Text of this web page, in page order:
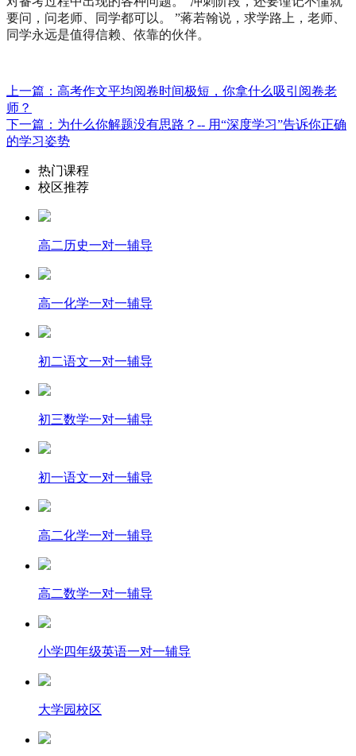
要问，问老师、同学都可以。 ”蒋若翰说，求学路上，老师、
同学永远是值得信赖、依靠的伙伴。
上一篇：高考作文平均阅卷时间极短，你拿什么吸引阅卷老
师？
下一篇：为什么你解题没有思路？-- 用“深度学习”告诉你正确
的学习姿势
热门课程
校区推荐
高二历史一对一辅导
高一化学一对一辅导
初二语文一对一辅导
初三数学一对一辅导
初一语文一对一辅导
高二化学一对一辅导
高二数学一对一辅导
小学四年级英语一对一辅导
大学园校区